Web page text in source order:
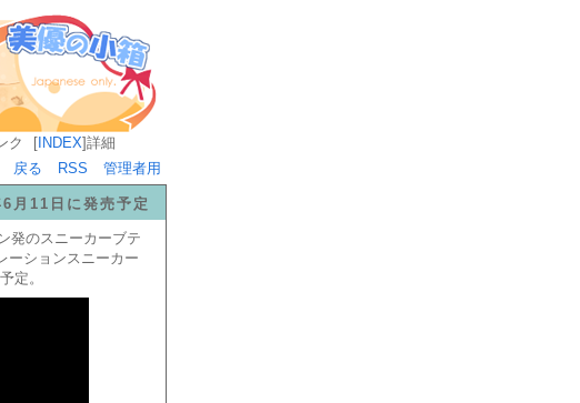
ク [ INDEX]詳細
戻る
RSS 管理者用
11日に発売予定
発のスニーカーブテ
ーションスニーカー
定。